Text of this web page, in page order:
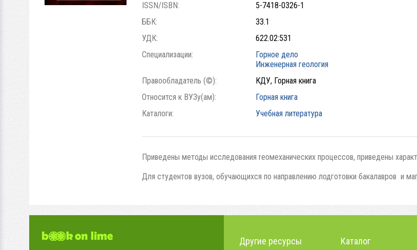
ISSN/ISBN:
5-7418-0326-1
ББК:
33.1
УДК:
622.02:531
Специализации:
Горное дело
Инженерная геология
Правообладатель (©):
КДУ, Горная книга
Относится к ВУЗу(ам):
Горная книга
Каталоги:
Учебная литература
Приведены методы исследования rеомеханических процессов, приведены
Для студентов вузов, обучающихся по направлению лодготовки бакалавров и
Другие ресурсы Каталог